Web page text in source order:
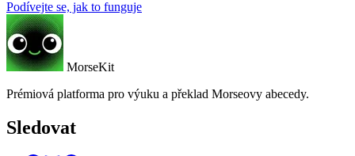
Podívejte se, jak to funguje
MorseKit
Prémiová platforma pro výuku a překlad Morseovy abecedy.
Sledovat